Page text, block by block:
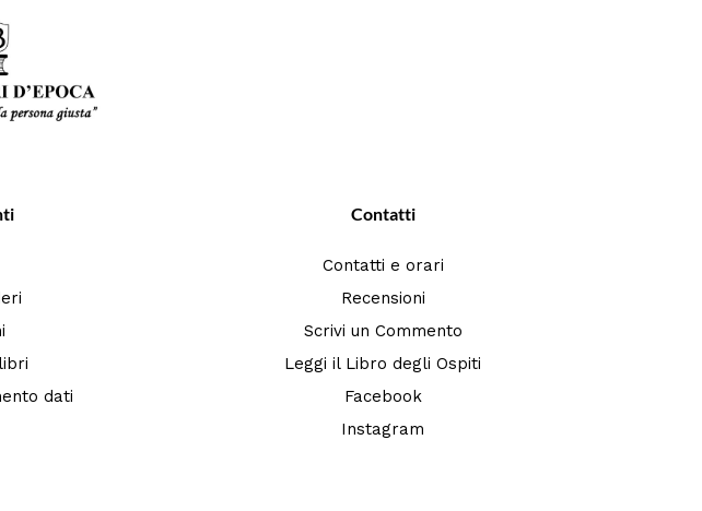
dati
Contatti
Contatti e orari
Recensioni
Scrivi un Commento
Leggi il Libro degli Ospiti
Facebook
Instagram